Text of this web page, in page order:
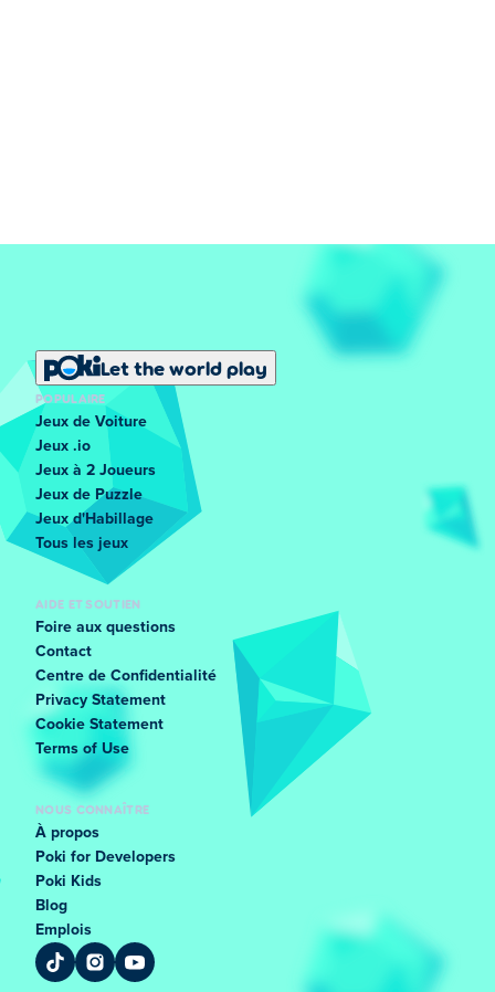
Let the world play
POPULAIRE
Jeux de Voiture
Jeux .io
Jeux à 2 Joueurs
Jeux de Puzzle
Jeux d'Habillage
Tous les jeux
AIDE ET SOUTIEN
Foire aux questions
Contact
Centre de Confidentialité
Privacy Statement
Cookie Statement
Terms of Use
NOUS CONNAÎTRE
À propos
Poki for Developers
Poki Kids
Blog
Emplois